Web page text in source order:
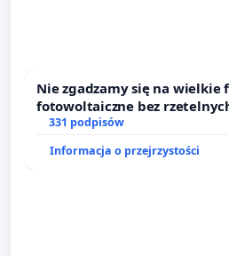
Nie zgadzamy się na wielkie
fotowoltaiczne bez
akceptacji mieszkańców
331 podpisów
Informacja o przejrzystości